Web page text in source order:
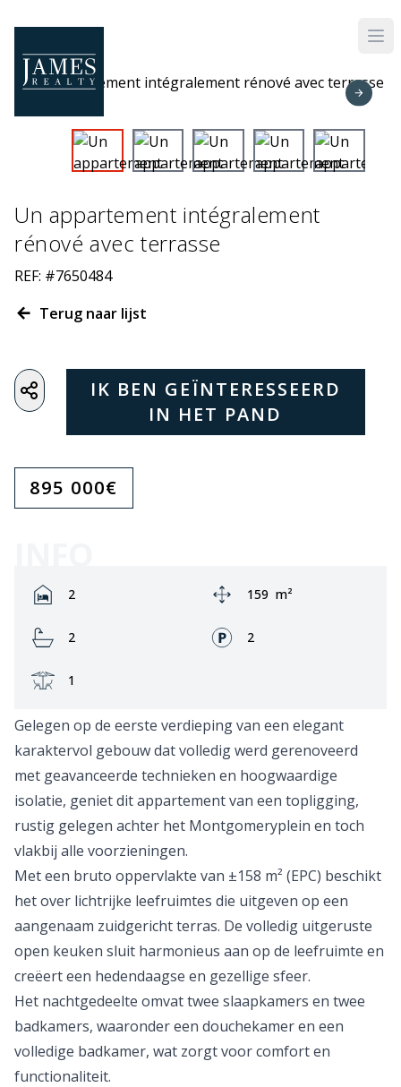
Un appartement intégralement
rénové avec terrasse
REF: #7650484
Terug naar lijst
IK BEN GEÏNTERESSEERD
IN HET PAND
895 000€
Rooms:
2 Area:
159 m²
Bathrooms:
2 Fronts:
2
Terrace:
1
Gelegen op de eerste verdieping van een elegant
karaktervol gebouw dat volledig werd gerenoveerd
met geavanceerde technieken en hoogwaardige
isolatie, geniet dit appartement van een topligging,
rustig gelegen achter het Montgomeryplein en toch
vlakbij alle voorzieningen.
Met een bruto oppervlakte van ±158 m² (EPC) beschikt
het over lichtrijke leefruimtes die uitgeven op een
aangenaam zuidgericht terras. De volledig uitgeruste
open keuken sluit harmonieus aan op de leefruimte en
creëert een hedendaagse en gezellige sfeer.
Het nachtgedeelte omvat twee slaapkamers en twee
badkamers, waaronder een douchekamer en een
volledige badkamer, wat zorgt voor comfort en
functionaliteit.